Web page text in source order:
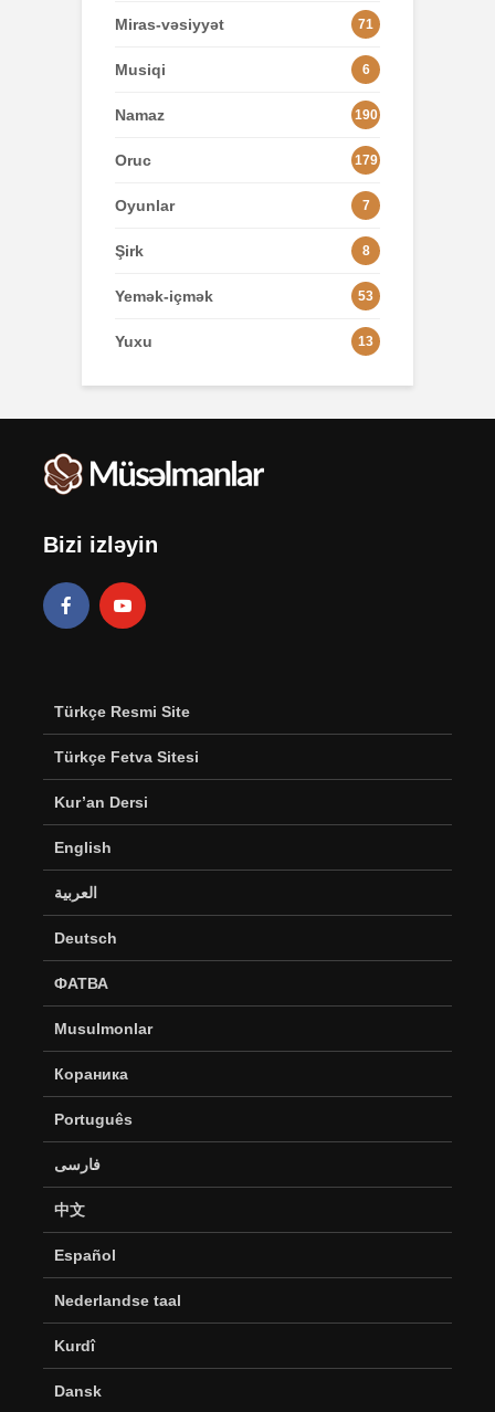
Miras-vəsiyyət 71
Musiqi 6
Namaz 190
Oruc 179
Oyunlar 7
Şirk 8
Yemək-içmək 53
Yuxu 13
Bizi izləyin
Türkçe Resmi Site
Türkçe Fetva Sitesi
Kur’an Dersi
English
العربية
Deutsch
ФАТВА
Musulmonlar
Кораника
Português
فارسی
中文
Español
Nederlandse taal
Kurdî
Dansk